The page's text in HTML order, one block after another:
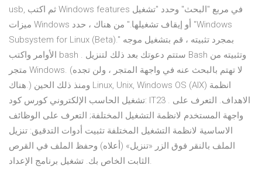
usb, ثم اكتب Windows features في مربع "البحث" وحدد "تشغيل
ميزات Windows أو إيقاف تشغيلها." من هناك ، حدد "Windows
Subsystem for Linux (Beta)." بمجرد تثبيته ، قم بتشغيل موجه
الأوامر واكتب bash . ستتم دعوتك بعد ذلك لتنزيل Bash وتثبيته من
متجر Windows. (لا تهتم بالبحث عنه في واجهة المتجر ، ولن تجده
هناك.) ومنذ ذلك الحين Linux, Unix, Windows OS (AIX) انظمة
تشغيل الحاسب الإلكتروني كورس كود: IT23 . الاهداف. التعرف على
واجهة المستخدم لانظمة التشغيل المختلفة; التعرف على الوظائف
الاساسية لانظمة التشغيل المختلفة تثبيت أدوات التدقيق: تنزيل
الملف بالنقر فوق الزر «تنزيل» (أعلاه) وحفظ الملف في القرص
الثابت الخاص بك. تشغيل برنامج الإعداد.